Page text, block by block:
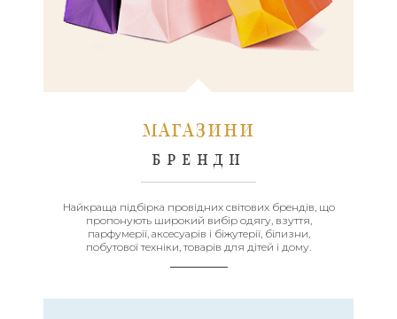
МАГАЗИНИ
БРЕНДИ
Найкраща підбірка провідних світових брендів, що
пропонують широкий вибір одягу, взуття,
парфумерії, аксесуарів і біжутерії, білизни,
побутової техніки, товарів для дітей і дому.